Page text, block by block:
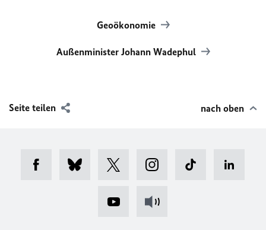
Geoökonomie
Außenminister Johann Wadephul
Seite teilen nach oben